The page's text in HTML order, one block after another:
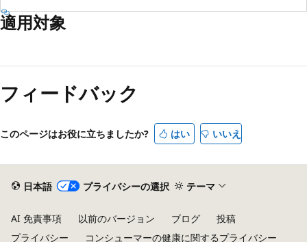
適用対象
フィードバック
このページはお役に立ちましたか? はい いいえ
日本語 プライバシーの選択 テーマ
AI 免責事項 以前のバージョン ブログ
投稿
プライバシー
コンシューマーの健康に関するプライバシー